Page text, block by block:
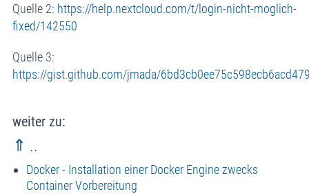
Quelle 2: https://help.nextcloud.com/t/login-nicht-moglich-
fixed/142550
Quelle 3:
https://gist.github.com/jmada/
weiter zu:
⇑ ..
Docker - Installation einer Docker Engine zwecks
Container Vorbereitung